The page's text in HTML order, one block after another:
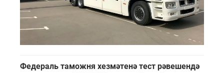
Федераль таможня хезмәтенә тест рәвешендә